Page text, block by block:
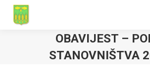
OBAVIJEST –
STANOVNIŠTVA